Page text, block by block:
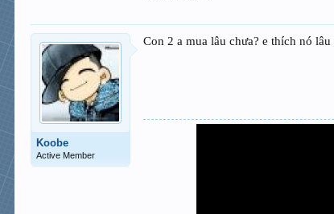
Koobe
Active Member
Con 2 a mua lâu chưa? e thích nó lâu